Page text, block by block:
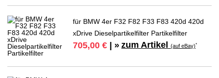
für BMW 4er F32 F82 F33 F83 420d 420d
xDrive Dieselpartikelfilter Partikelfilter
705,00 € | » zum Artikel(auf eBay)*